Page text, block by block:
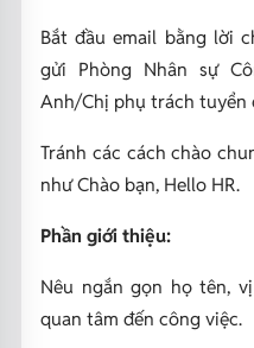
Bắt đầu email bằng lời
gửi Phòng Nhân sự
Anh/Chị phụ trách tuyển
Tránh các cách chào
nhưChào bạn, Hello HR.
Phần giới thiệu:
Nêu ngắn gọn họ tên,
quan tâm đến công việc.